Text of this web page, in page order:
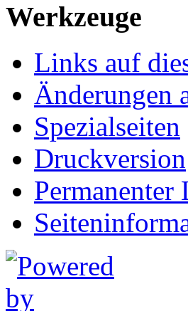
Werkzeuge
Links auf
Änderungen
Spezialseiten
Druckversion
Permanenter